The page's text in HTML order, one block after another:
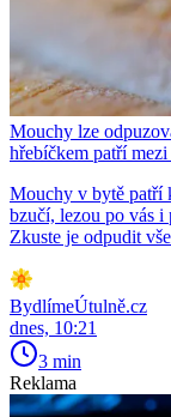
Mouchy lze
hřebíčkem patří
Mouchy v bytě patří
bzučí, lezou po vás i
Zkuste je odpudit
BydlímeÚtulně.cz
dnes, 10:21
3 min
Reklama